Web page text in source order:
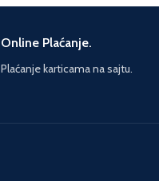
Online Plaćanje.
Plaćanje karticama na sajtu.